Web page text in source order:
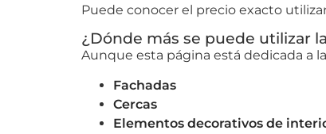
Puede conocer el precio exacto
¿Dónde más se puede utilizar
Aunque esta página está dedicada a
Fachadas
Cercas
Elementos decorativos de